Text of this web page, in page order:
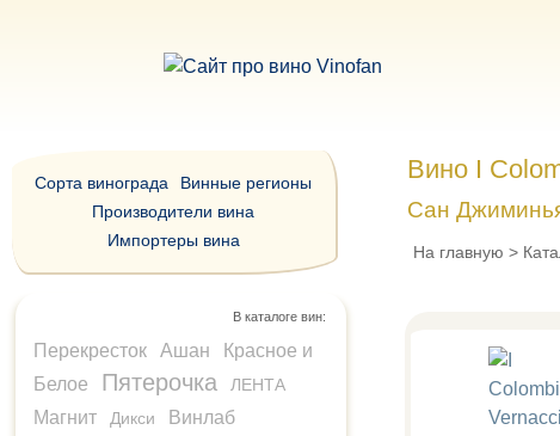
Вино I
Сан
На главную >
Сорта винограда
Винные регионы
Производители вина
Импортеры вина
В каталоге вин:
Перекресток Ашан
Красное и
Белое
Пятерочка ЛЕНТА
Магнит Дикси Винлаб